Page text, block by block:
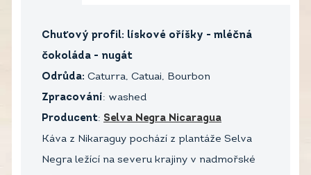
Chuťový profil: lískové oříšky - mléčná
čokoláda - nugát
Odrůda: Caturra, Catuai, Bourbon
Zpracování : washed
Producent: Selva Negra Nicaragua
Káva z Nikaraguy pochází z plantáže Selva
Negra ležící na severu krajiny v nadmořské